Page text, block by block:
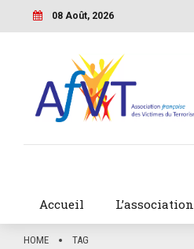
08 Août, 2026
Accueil L’association
HOME TAG